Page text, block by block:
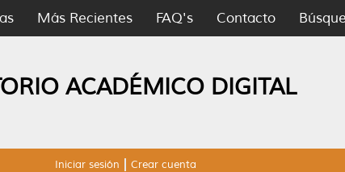
Más Recientes FAQ's Contacto
ACADÉMICO DIGITAL
Iniciar sesión Crear cuenta